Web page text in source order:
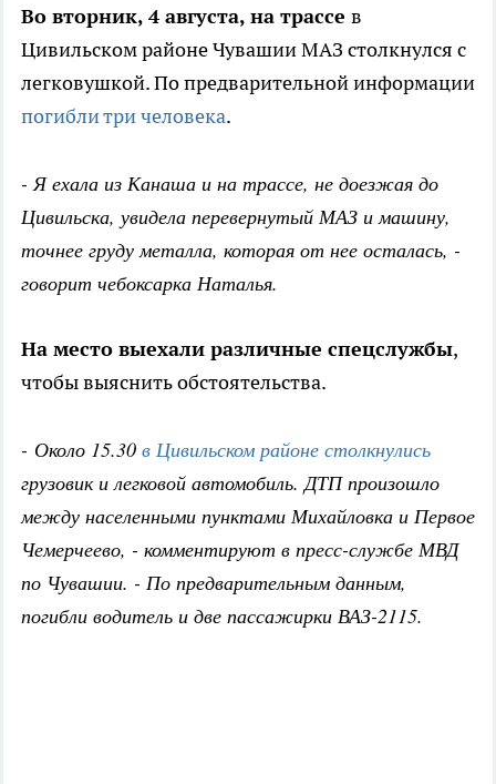
Во вторник, 4 августа, на трассе в
Цивильском районе Чувашии МАЗ столкнулся с
легковушкой. По предварительной информации
погибли три человека.
- Я ехала из Канаша и на трассе, не доезжая до
Цивильска, увидела перевернутый МАЗ и машину,
точнее груду металла, которая от нее осталась, -
говорит чебоксарка Наталья.
На место выехали различные спецслужбы,
чтобы выяснить обстоятельства.
- Около 15.30 в Цивильском районе столкнулись
грузовик и легковой автомобиль. ДТП произошло
между населенными пунктами Михайловка и Первое
Чемерчеево, - комментируют в пресс-службе МВД
по Чувашии. - По предварительным данным,
погибли водитель и две пассажирки ВАЗ-2115.